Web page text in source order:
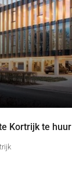
Kortrijk te huur